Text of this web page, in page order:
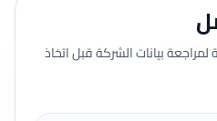
بيانات الشركة قبل اتخاذ